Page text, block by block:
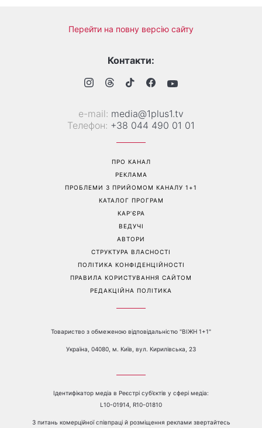
«Все гірше й гірше»: Надя
Дорофєєва розповіла про
«Це був сюрприз»: Соломія
Вітвіцька розповіла, як
дізналася про вагітність та
якою була реакція чоловіка